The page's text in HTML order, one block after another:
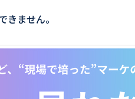
ません。